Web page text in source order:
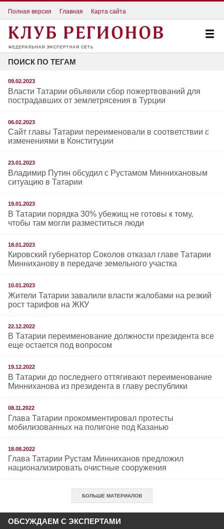
Полная версия Главная Карта сайта
ПОИСК ПО ТЕГАМ
09.02.2023
Власти Татарии объявили сбор пожертвований для
пострадавших от землетрясения в Турции
06.02.2023
Сайт главы Татарии переименовали в соответствии с
изменениями в Конституции
23.01.2023
Владимир Путин обсудил с Рустамом Миннихановым
ситуацию в Татарии
19.01.2023
В Татарии порядка 30% убежищ не готовы к тому,
чтобы там могли разместиться люди
18.01.2023
Кировский губернатор Соколов отказал главе Татарии
Минниханову в передаче земельного участка
10.01.2023
Жители Татарии завалили власти жалобами на резкий
рост тарифов на ЖКУ
22.12.2022
В Татарии переименование должности президента все
еще остается под вопросом
19.12.2022
В Татарии до последнего оттягивают переименование
Минниханова из президента в главу республики
08.11.2022
Глава Татарии прокомментировал протесты
мобилизованных на полигоне под Казанью
18.08.2022
Глава Татарии Рустам Минниханов предложил
национализировать очистные сооружения
БОЛЬШЕ МАТЕРИАЛОВ
ОБСУЖДАЕМ С ЭКСПЕРТАМИ